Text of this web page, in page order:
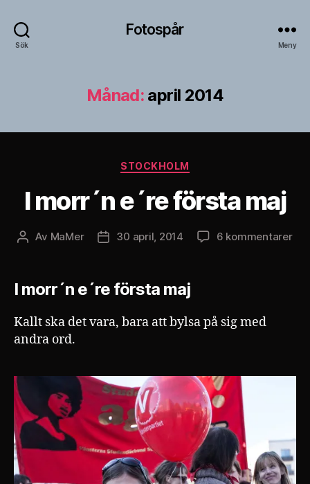
Sök
Fotospår
Meny
Månad: april 2014
Kategorier
STOCKHOLM
I morr´n e´re första maj
Inläggsförfattare
Av MaMer Inläggsdatum
30 april, 2014 6 kommentarertill
I morr´n e´re första maj
Kallt ska det vara, bara att bylsa på sig med
andra ord.